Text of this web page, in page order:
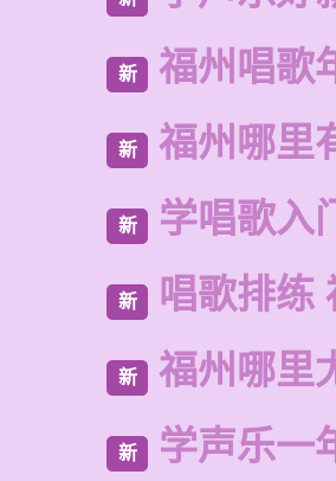
新 福州唱歌
新 福州哪里
新 学唱歌入
新 唱歌排练
新 福州哪里
新 学声乐一